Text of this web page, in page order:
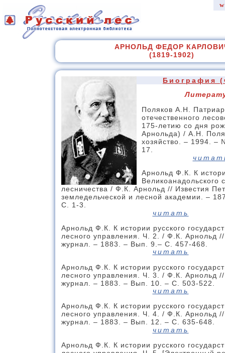
АРНОЛЬД ФЕДОР
(1819-1902)
Биография
Поляков А.Н.
отечественного
175-летию со дня
Арнольда) / А.Н.
хозяйство. – 1994.
17.
Арнольд Ф.К. К
Великоанадольского
лесничества / Ф.К. Арнольд // Известия
земледельческой и лесной академии. –
С. 1-3.
читать
Арнольд Ф.К. К истории русского
лесного управления. Ч. 2. / Ф.К. Арнольд
журнал. – 1883. – Вып. 9.– С. 457-468.
читать
Арнольд Ф.К. К истории русского
лесного управления. Ч. 3. / Ф.К. Арнольд
журнал. – 1883. – Вып. 10. – С. 503-522.
читать
Арнольд Ф.К. К истории русского
лесного управления. Ч. 4. / Ф.К. Арнольд
журнал. – 1883. – Вып. 12. – С. 635-648.
читать
Арнольд Ф.К. К истории русского